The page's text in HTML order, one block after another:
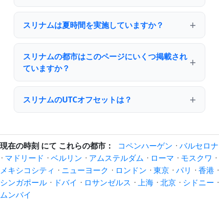
スリナムは夏時間を実施していますか？
スリナムの都市はこのページにいくつ掲載され
ていますか？
スリナムのUTCオフセットは？
現在の時刻 にて これらの都市： コペンハーゲン · バルセロナ
· マドリード · ベルリン · アムステルダム · ローマ · モスクワ ·
メキシコシティ · ニューヨーク · ロンドン · 東京 · パリ · 香港 ·
シンガポール · ドバイ · ロサンゼルス · 上海 · 北京 · シドニー ·
ムンバイ